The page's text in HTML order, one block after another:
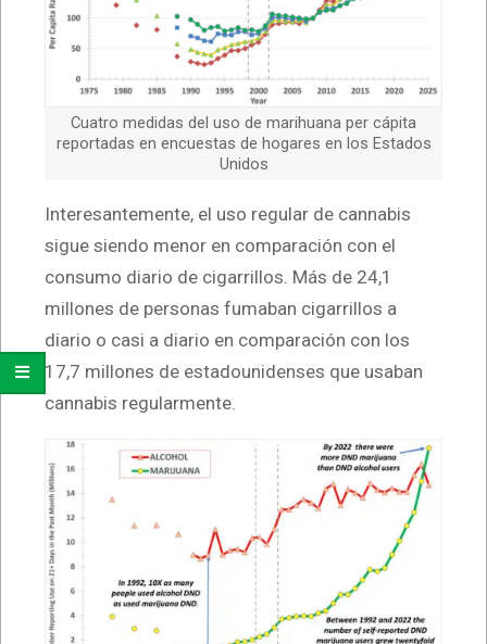
Cuatro medidas del uso de marihuana per cápita
reportadas en encuestas de hogares en los Estados
Unidos
Interesantemente, el uso regular de cannabis
sigue siendo menor en comparación con el
consumo diario de cigarrillos. Más de 24,1
millones de personas fumaban cigarrillos a
diario o casi a diario en comparación con los
17,7 millones de estadounidenses que usaban
cannabis regularmente.